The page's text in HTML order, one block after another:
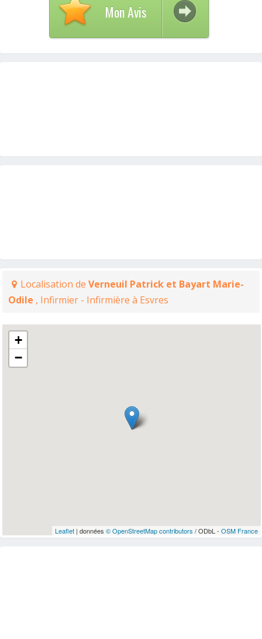
Mon Avis
Localisation de Verneuil Patrick et Bayart Marie-
Odile , Infirmier - Infirmière à Esvres
+
−
Leaflet| données © OpenStreetMap contributors / ODbL - OSM France